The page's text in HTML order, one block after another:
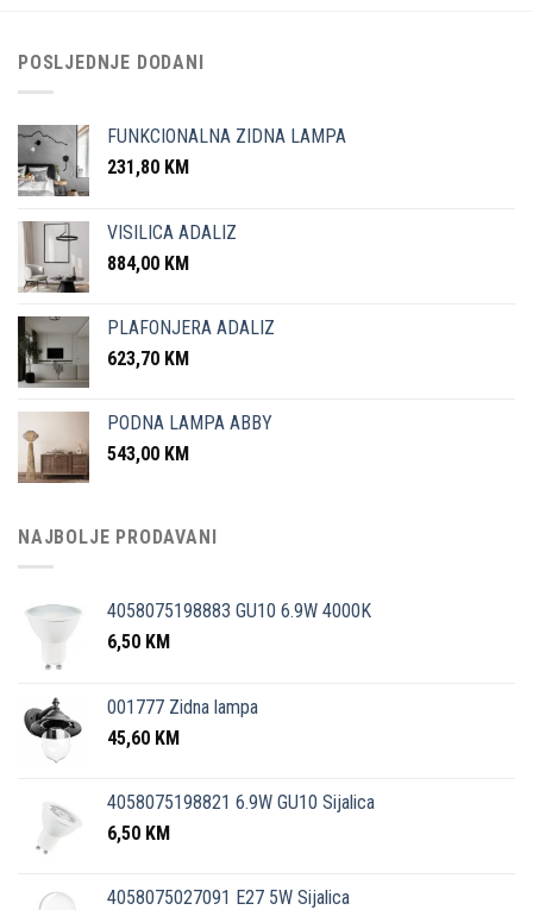
POSLJEDNJE DODANI
FUNKCIONALNA ZIDNA LAMPA
231,80 KM
VISILICA ADALIZ
884,00 KM
PLAFONJERA ADALIZ
623,70 KM
PODNA LAMPA ABBY
543,00 KM
NAJBOLJE PRODAVANI
4058075198883 GU10 6.9W 4000K
6,50 KM
001777 Zidna lampa
45,60 KM
4058075198821 6.9W GU10 Sijalica
6,50 KM
4058075027091 E27 5W Sijalica